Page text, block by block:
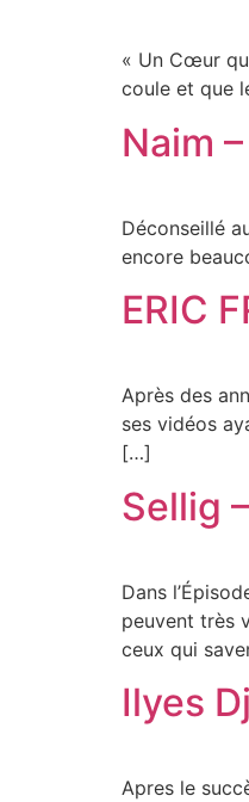
« Un Cœur
coule et que
Naim
Déconseillé
encore
ERIC
Après des
ses vidéos
[…]
Sellig
Dans
peuvent très
ceux qui
Ilyes
Apres le